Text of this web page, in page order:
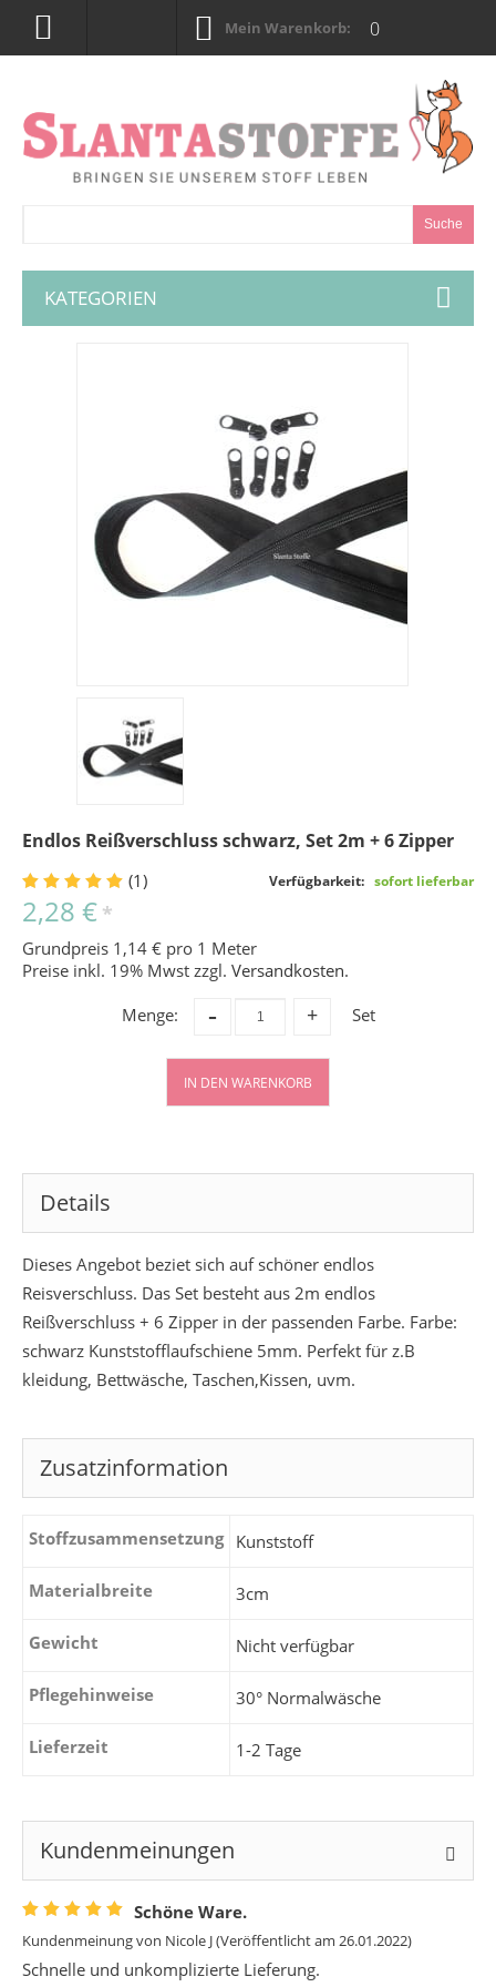
Mein Warenkorb: 0
Suche
KATEGORIEN
Endlos Reißverschluss schwarz, Set 2m + 6 Zipper
(1) Verfügbarkeit: sofort lieferbar
2,28 € *
Grundpreis 1,14 € pro 1 Meter
Preise inkl. 19% Mwst zzgl. Versandkosten.
Menge:
+
- Set
IN DEN WARENKORB
Details
Dieses Angebot beziet sich auf schöner endlos
Reisverschluss. Das Set besteht aus 2m endlos
Reißverschluss + 6 Zipper in der passenden Farbe. Farbe:
schwarz Kunststofflaufschiene 5mm. Perfekt für z.B
kleidung, Bettwäsche, Taschen,Kissen, uvm.
Zusatzinformation
Stoffzusammensetzung Kunststoff
Materialbreite 3cm
Gewicht Nicht verfügbar
Pflegehinweise 30° Normalwäsche
Lieferzeit 1-2 Tage
Kundenmeinungen
Schöne Ware.
Kundenmeinung von Nicole J(Veröffentlicht am 26.01.2022)
Schnelle und unkomplizierte Lieferung.